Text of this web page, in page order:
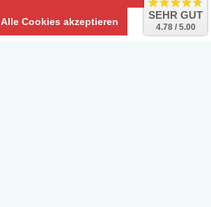
Alle Cookies akzeptieren
SEHR GUT
4.78 / 5.00